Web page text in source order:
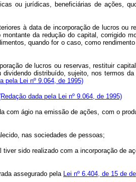
ou jurídicas, beneficiárias de ações,
à data de incorporação de lucros
da redução do capital, corrigido
rendimentos, quando for o caso,
de lucros ou reservas, restituir
distribuído, sujeito, nos termos
pela Lei nº 9.064, de 1995)
dada pela Lei nº 9.064, de 1995)
ágio na emissão de ações, com o
sócio falecido, nas sociedades de
sido realizado com a incorporação de
assegurado pela Lei nº 6.404, de 15 de